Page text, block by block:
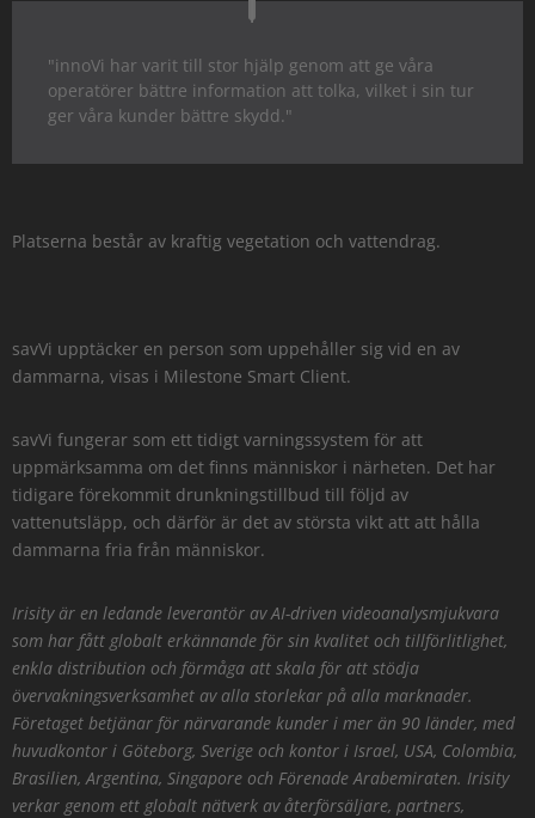
"innoVi har varit till stor hjälp genom att ge våra
operatörer bättre information att tolka, vilket i sin tur
ger våra kunder bättre skydd."
Platserna består av kraftig vegetation och vattendrag.
savVi upptäcker en person som uppehåller sig vid en av
dammarna, visas i Milestone Smart Client.
savVi fungerar som ett tidigt varningssystem för att
uppmärksamma om det finns människor i närheten. Det har
tidigare förekommit drunkningstillbud till följd av
vattenutsläpp, och därför är det av största vikt att att hålla
dammarna fria från människor.
Irisity är en ledande leverantör av AI-driven videoanalysmjukvara
som har fått globalt erkännande för sin kvalitet och tillförlitlighet,
enkla distribution och förmåga att skala för att stödja
övervakningsverksamhet av alla storlekar på alla marknader.
Företaget betjänar för närvarande kunder i mer än 90 länder, med
huvudkontor i Göteborg, Sverige och kontor i Israel, USA, Colombia,
Brasilien, Argentina, Singapore och Förenade Arabemiraten. Irisity
verkar genom ett globalt nätverk av återförsäljare, partners,